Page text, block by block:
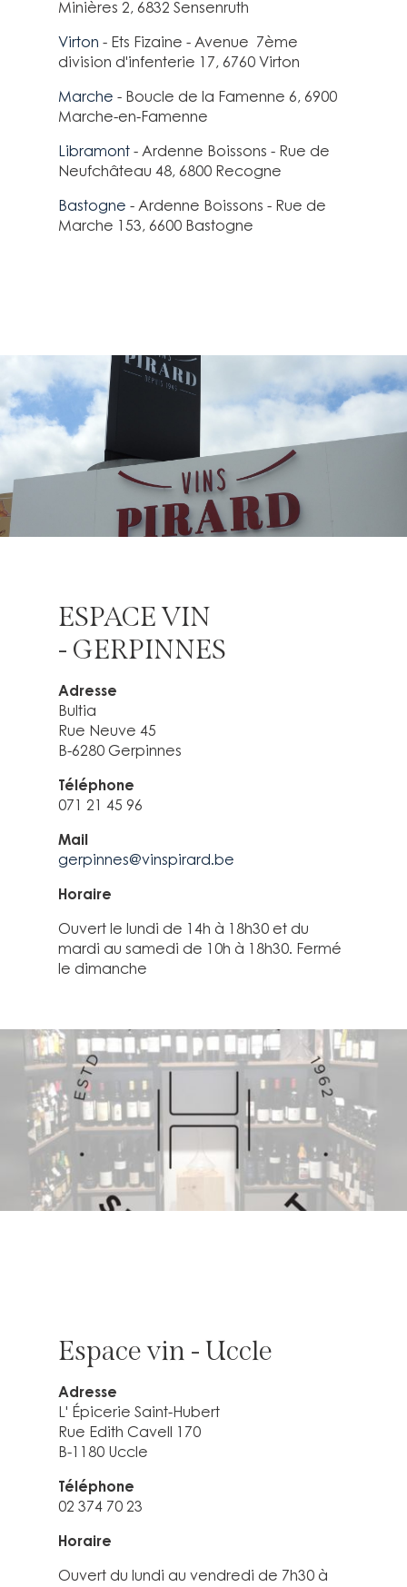
Minières 2, 6832 Sensenruth
Virton - Ets Fizaine - Avenue 7ème
division d'infenterie 17, 6760 Virton
Marche - Boucle de la Famenne 6, 6900
Marche-en-Famenne
Libramont - Ardenne Boissons - Rue de
Neufchâteau 48, 6800 Recogne
Bastogne - Ardenne Boissons - Rue de
Marche 153, 6600 Bastogne
ESPACE VIN
- GERPINNES
Adresse
Bultia
Rue Neuve 45
B-6280 Gerpinnes
Téléphone
071 21 45 96
Mail
gerpinnes@vinspirard.be
Horaire
Ouvert le lundi de 14h à 18h30 et du
mardi au samedi de 10h à 18h30. Fermé
le dimanche
Espace vin - Uccle
Adresse
L' Épicerie Saint-Hubert
Rue Edith Cavell 170
B-1180 Uccle
Téléphone
02 374 70 23
Horaire
Ouvert du lundi au vendredi de 7h30 à